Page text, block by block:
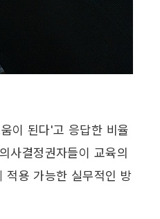
이 된다'고 응답한 비율
결정권자들이 교육의
적용 가능한 실무적인 방